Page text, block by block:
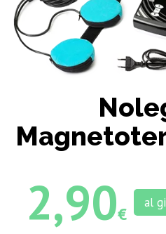
2,90€
al